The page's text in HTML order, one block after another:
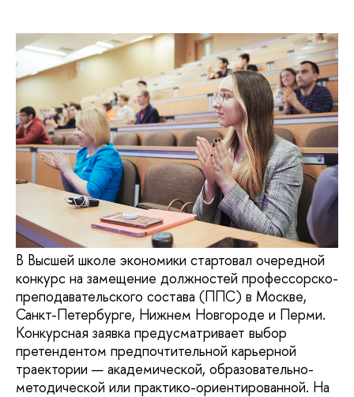
В Высшей школе экономики стартовал очередной
конкурс на замещение должностей профессорско-
преподавательского состава (ППС) в Москве,
Санкт-Петербурге, Нижнем Новгороде и Перми.
Конкурсная заявка предусматривает выбор
претендентом предпочтительной карьерной
траектории — академической, образовательно-
методической или практико-ориентированной. На